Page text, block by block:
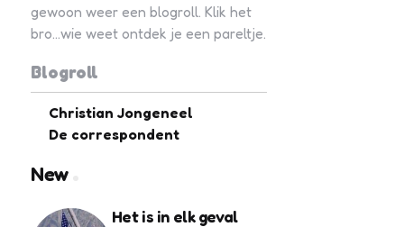
gewoon weer een blogroll. Klik het
bro...wie weet ontdek je een pareltje.
Blogroll
Christian Jongeneel
De correspondent
New
Het is in elk geval